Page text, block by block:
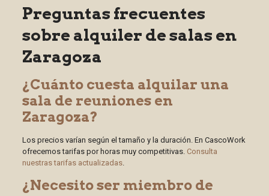
Preguntas frecuentes
sobre alquiler de salas en
Zaragoza
¿Cuánto cuesta alquilar una
sala de reuniones en
Zaragoza?
Los precios varían según el tamaño y la duración. En CascoWork
ofrecemos tarifas por horas muy competitivas. Consulta
nuestras tarifas actualizadas.
¿Necesito ser miembro de